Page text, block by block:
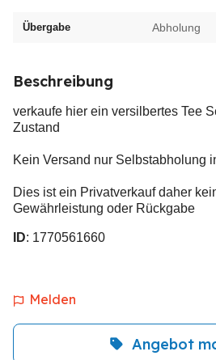
Übergabe Abholung
Beschreibung
verkaufe hier ein versilbertes Tee
Zustand
Kein Versand nur Selbstabholung
Dies ist ein Privatverkauf daher
Gewährleistung oder Rückgabe
ID: 1770561660
Melden
Angebot